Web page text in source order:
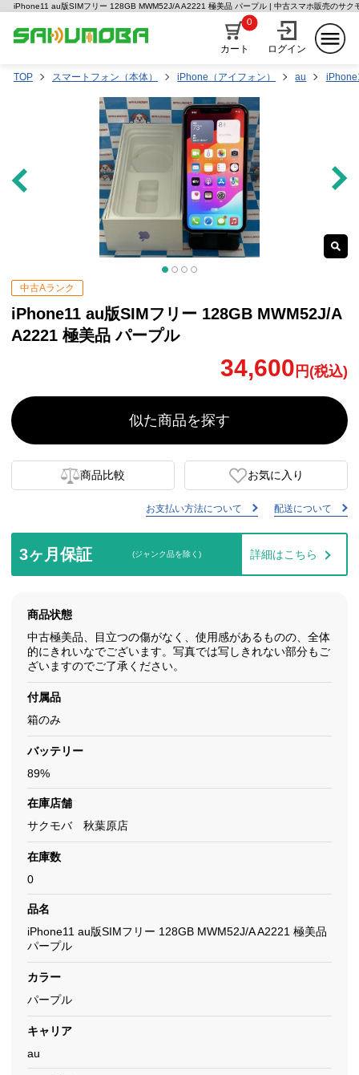
iPhone11 au版SIMフリー 128GB MWM52J/A A2221 極美品 パープル | 中古スマホ販売のサク
カート
0
ログイン
TOP スマートフォン（本体） iPhone（アイフォン） au
中古Aランク
iPhone11 au版SIMフリー 128GB MWM52J/A
A2221 極美品 パープル
34,600 円(税込)
似た商品を探す
商品比較 お気に入り
お支払い方法について 配送について
3ヶ月保証 (ジャンク品を除く) 詳細はこちら
商品状態
中古極美品、目立つの傷がなく、使用感があるものの、全体
的にきれいなでございます。写真では写しきれない部分もご
ざいますのでご了承ください。
付属品
箱のみ
バッテリー
89%
在庫店舗
サクモバ 秋葉原店
在庫数
0
品名
iPhone11 au版SIMフリー 128GB MWM52J/A A2221 極美品
パープル
カラー
パープル
キャリア
au